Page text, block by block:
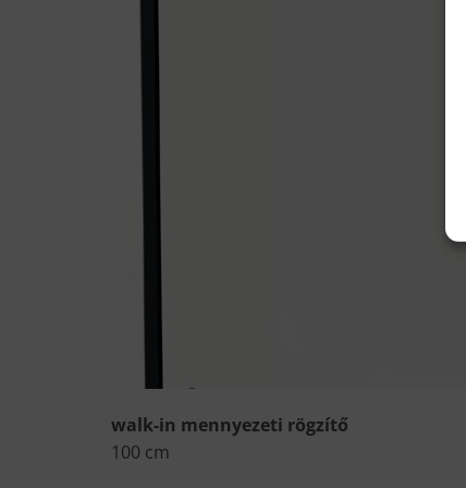
walk-in mennyezeti rögzítő
100 cm